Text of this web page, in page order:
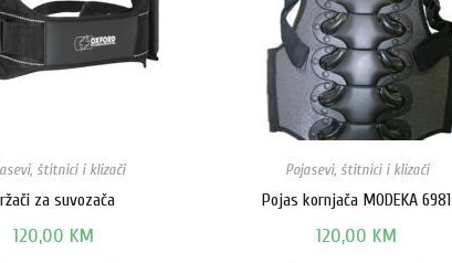
štitnici i klizači
za suvozača
120,00 KM
Pojasevi, štitnici i klizači
Pojas kornjača MODEKA 6981
120,00 KM